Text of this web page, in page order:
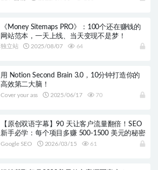
《Money Sitemaps PRO》：100个还在赚钱的
网站范本，一天上线、当天变现不是梦！
独立站 2025/08/07 64
用 Notion Second Brain 3.0，10分钟打造你的
高效第二大脑！
Cover your ass 2025/06/17 70
【原创双语字幕】90 天让客户流量翻倍！SEO
新手必学：每个项目多赚 500-1500 美元的秘密
Google SEO 2026/03/15 61